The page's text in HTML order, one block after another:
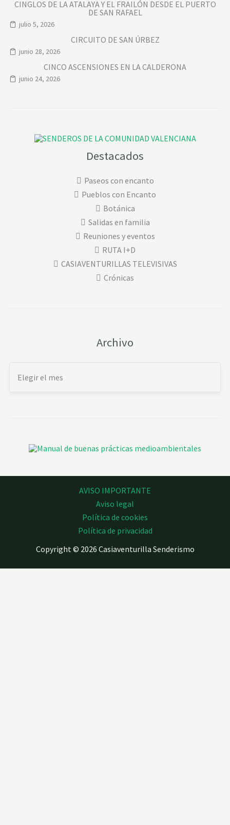
CINGLOS DE LA ATALAYA Y EL FRAILÓN DESDE EL PUERTO
DE SAN RAFAEL
julio 5, 2026
CIRCUITO DE SAN ÚRBEZ
junio 28, 2026
CINCO ASCENSIONES EN LA CALDERONA
junio 24, 2026
Destacados
Paseos con encanto
Pueblos con Encanto
Botánica
Salidas en familia
Reuniones y eventos
RUTA I+D
CASIAVENTURILLAS TELEVISIVAS
Crónicas
Archivo
AVISO IMPORTANTE
Aviso legal
Política de cookies
Política de privacidad
Copyright © 2026 Casiaventurilla Senderismo